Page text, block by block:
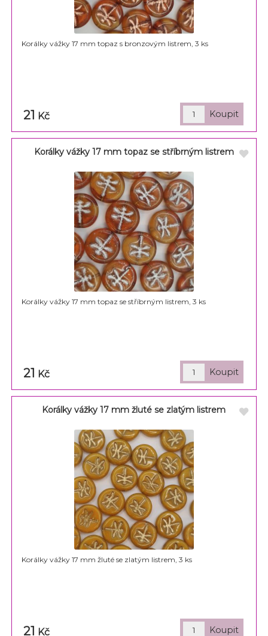
Korálky vážky 17 mm topaz s bronzovým listrem, 3 ks
21 Kč
Korálky vážky 17 mm topaz se stříbrným listrem
Korálky vážky 17 mm topaz se stříbrným listrem, 3 ks
21 Kč
Korálky vážky 17 mm žluté se zlatým listrem
Korálky vážky 17 mm žluté se zlatým listrem, 3 ks
21 Kč